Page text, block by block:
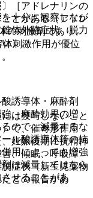
十分に観察しなが
体外路症状、脱力
）。
は投与しないこと
で、催奇形作用
妊娠後期に抗精神
、傾眠、呼吸障
症状（新生児薬物
との報告があ
［アドレナリンの
とがある（アドレ
の刺激剤であり、
刺激作用が優位
誘導体・麻酔剤
、麻酔効果の増
ので、減量するな
ル酸誘導体等の抗
用によっても増強
は減量してはなら
せることがあ